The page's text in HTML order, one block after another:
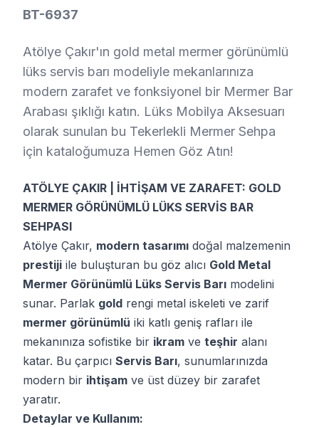
BT-6937
Atölye Çakır'ın gold metal mermer görünümlü
lüks servis barı modeliyle mekanlarınıza
modern zarafet ve fonksiyonel bir Mermer Bar
Arabası şıklığı katın. Lüks Mobilya Aksesuarı
olarak sunulan bu Tekerlekli Mermer Sehpa
için kataloğumuza Hemen Göz Atın!
ATÖLYE ÇAKIR | İHTİŞAM VE ZARAFET: GOLD
MERMER GÖRÜNÜMLÜ LÜKS SERVİS BAR
SEHPASI
Atölye Çakır, modern tasarımı doğal malzemenin
prestiji ile buluşturan bu göz alıcı Gold Metal
Mermer Görünümlü Lüks Servis Barı modelini
sunar. Parlak gold rengi metal iskeleti ve zarif
mermer görünümlü iki katlı geniş rafları ile
mekanınıza sofistike bir ikram ve teşhir alanı
katar. Bu çarpıcı Servis Barı, sunumlarınızda
modern bir ihtişam ve üst düzey bir zarafet
yaratır.
Detaylar ve Kullanım: